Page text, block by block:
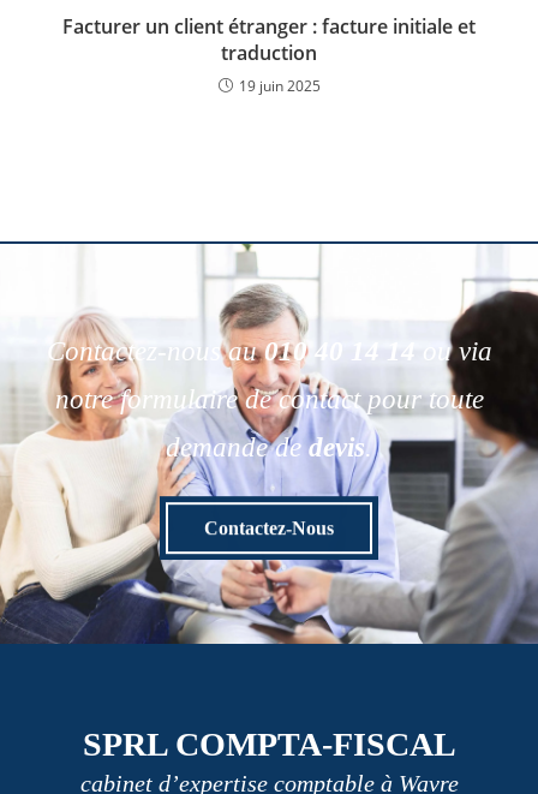
Facturer un client étranger : facture initiale et
traduction
19 juin 2025
Contactez-nous au010 40 14 14
ou via
notre formulaire de contact pour toute
demande de devis.
Contactez-Nous
SPRL COMPTA-FISCAL
cabinet d’expertise comptable à Wavre